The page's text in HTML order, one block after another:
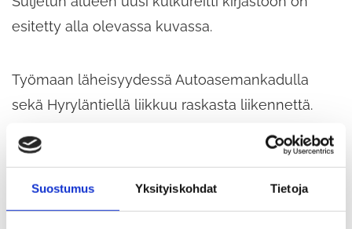
Suostumus Yksityiskohdat Tietoja
esitetty alla olevassa kuvassa.
Työmaan läheisyydessä Autoasemankadulla
sekä Hyryläntiellä liikkuu raskasta liikennettä.
Kulkeminen ja liikenne